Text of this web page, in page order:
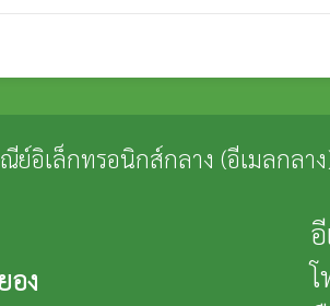
ย์อิเล็กทรอนิกส์กลาง (อีเมลกลาง
อง